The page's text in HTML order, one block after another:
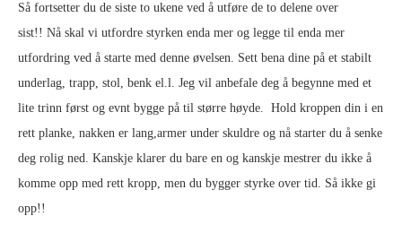
Så fortsetter du de siste to ukene ved å utføre de to delene over
sist!! Nå skal vi utfordre styrken enda mer og legge til enda mer
utfordring ved å starte med denne øvelsen. Sett bena dine på et stabilt
underlag, trapp, stol, benk el.l. Jeg vil anbefale deg å begynne med et
lite trinn først og evnt bygge på til større høyde. Hold kroppen din i en
rett planke, nakken er lang,armer under skuldre og nå starter du å senke
deg rolig ned. Kanskje klarer du bare en og kanskje mestrer du ikke å
komme opp med rett kropp, men du bygger styrke over tid. Så ikke gi
opp!!